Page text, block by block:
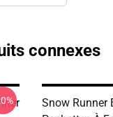
connexes
Snow Runner